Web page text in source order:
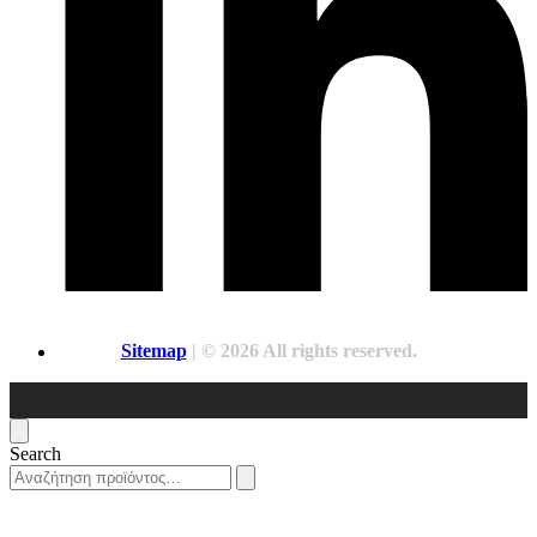
Sitemap| © 2026 All rights reserved.
Search
Search